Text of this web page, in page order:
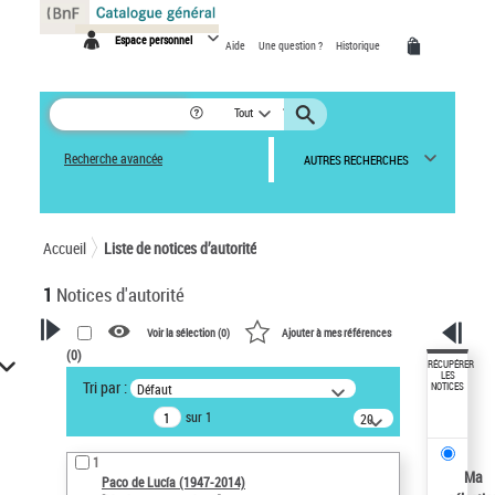
Espace personnel Aide Une question ? Historique
Tout
Recherche avancée AUTRES RECHERCHES
Accueil Liste de notices d’autorité
1 Notices d'autorité
VOTRE RECHERCHE
Recherche avancée dans les
notices d’autorité
Œuvres liées à l'auteur :
Paco de Lucía (1947-2014)
Voir la sélection (0) Ajouter à mes références
(0)
Tri par : Défaut
sur 1
20
résultats/page
1
Paco de Lucía (1947-2014)
RÉCUPÉRER
LES
NOTICES
Ma
Panneau de gestion des cookies